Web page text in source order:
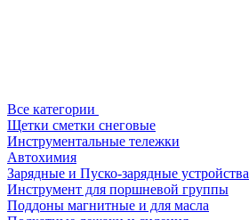
Все категории
Щетки сметки снеговые
Инструментальные тележки
Автохимия
Зарядные и Пуско-зарядные устройства
Инструмент для поршневой группы
Поддоны магнитные и для масла